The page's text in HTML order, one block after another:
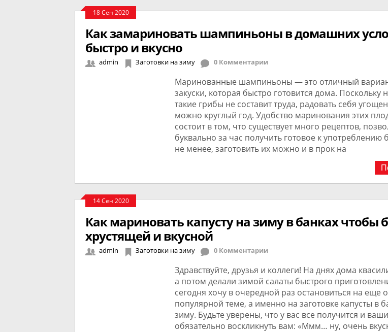
18 Сен 2020
Как замариновать шампиньоны в домашних
быстро и вкусно
admin Заготовки на зиму 0 Комментарии
Маринованные шампиньоны — это отличный
закуски, которая быстро готовится дома. Поскольку
такие грибы не составит труда, радовать себя
можно круглый год. Удобство маринования этих
состоит в том, что существует много рецептов,
буквально за час получить готовое к употреблению
не менее, заготовить их можно и в прок на
14 Сен 2020
Как мариновать капусту на зиму в банках чтобы
хрустящей и вкусной
admin Заготовки на зиму 0 Комментарии
Здравствуйте, друзья и коллеги! На днях дома
а потом делали зимой салаты быстрого
сегодня хочу в очередной раз остановиться на еще
популярной теме, а именно на заготовке капусты в
зиму. Будьте уверены, что у вас все получится и
обязательно воскликнуть вам: «Ммм… ну, очень